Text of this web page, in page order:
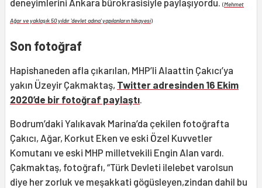
(Mehmet
Ağar ve yaklaşık 50 yıldır 'devlet adına' yapılanların hikayesi)
Son fotoğraf
Hapishaneden afla çıkarılan, MHP’li Alaattin Çakıcı’ya
yakın Üzeyir Çakmaktaş, Twitter adresinden 16 Ekim
2020’de bir fotoğraf paylaştı
Bodrum’daki Yalıkavak Marina’da çekilen fotoğrafta
Çakıcı, Ağar, Korkut Eken ve eski Özel Kuvvetler
Komutanı ve eski MHP milletvekili Engin Alan vardı.
Çakmaktaş, fotoğrafı, “Türk Devleti ilelebet varolsun
diye her zorluk ve meşakkati gögüsleyen,zindan dahil bu